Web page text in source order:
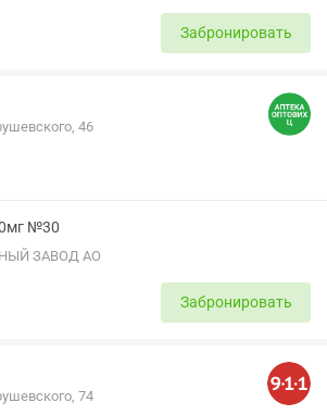
Забронировать
46
№30
ЗАВОД АО
Забронировать
74